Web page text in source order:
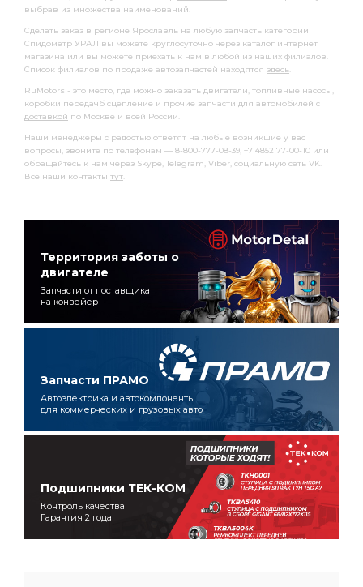
выбрав из множества наименований.
Сделать заказ в регионе Ярославль на любую запчасть категории
Спидометр УРАЛ вы можете круглосуточно через каталог интернет
магазина или вы можете приехать к нам в любой из наших филиалов.
Список филиалов по продаже автозапчастей находятся здесь.
RuMotors - это место, где можно заказать двигатели, топливные насосы,
коробки передачб сцепление и прочие запчасти для автомобилей с
доставкой по Москве и всей России.
Наши менеджеры с радостью ответят на любые возникшие у вас
вопросы, звоните по телефонам — 8-800-777-08-39, +7 4852 77-00-10 или
обращайтесь к нам через Skype, Telegram, Viber, социальную сеть VK.
Все наши контакты тут.
Территория заботы о
двигателе
Запчасти от поставщика
на конвейер
Запчасти ПРАМО
Автоэлектрика и автокомпоненты
для коммерческих и грузовых авто
Подшипники ТЕК-КОМ
Контроль качества
Гарантия 2 года